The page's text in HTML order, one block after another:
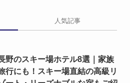
人気記事
野のスキー場ホテル8選｜家族
行にも！スキー場直結の高級リ